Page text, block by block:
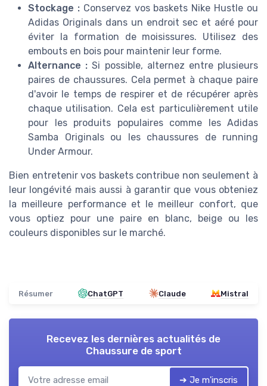
Stockage :Conservez vos baskets Nike Hustle ou
Adidas Originals dans un endroit sec et aéré pour
éviter la formation de moisissures. Utilisez des
embouts en bois pour maintenir leur forme.
Alternance : Si possible, alternez entre plusieurs
paires de chaussures. Cela permet à chaque paire
d'avoir le temps de respirer et de récupérer après
chaque utilisation. Cela est particulièrement utile
pour les produits populaires comme les Adidas
Samba Originals ou les chaussures de running
Under Armour.
Bien entretenir vos baskets contribue non seulement à
leur longévité mais aussi à garantir que vous obteniez
la meilleure performance et le meilleur confort, que
vous optiez pour une paire en blanc, beige ou les
couleurs disponibles sur le marché.
Résumer ChatGPT Claude Mistral
Recevez les dernières actualités de
Chaussure de sport
➔ Je m'inscris